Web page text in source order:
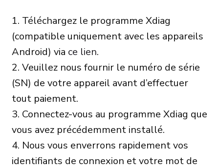
1. Téléchargez le programme Xdiag
(compatible uniquement avec les appareils
Android) via ce lien.
2. Veuillez nous fournir le numéro de série
(SN) de votre appareil avant d’effectuer
tout paiement.
3. Connectez-vous au programme Xdiag que
vous avez précédemment installé.
4. Nous vous enverrons rapidement vos
identifiants de connexion et votre mot de